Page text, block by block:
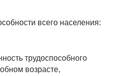
всего населения:
трудоспособного
возрасте,